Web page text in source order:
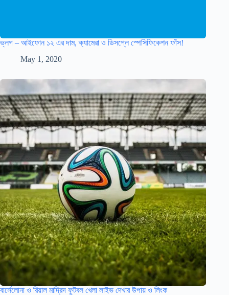
ভ্লগ – আইফোন ১২ এর দাম, ক্যামেরা ও ডিসপ্লে স্পেসিফিকেশন ফাঁস!
May 1, 2020
বার্সেলোনা ও রিয়াল মাদ্রিদ ফুটবল খেলা লাইভ দেখার উপায় ও লিংক